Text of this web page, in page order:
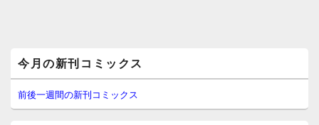
イ
ン
サ
イ
今月の新刊コミックス
前後一週間の新刊コミックス